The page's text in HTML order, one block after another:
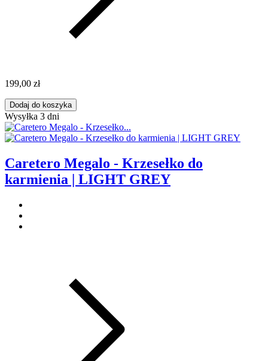
199,00 zł
Dodaj do koszyka
Wysyłka 3 dni
Caretero Megalo - Krzesełko do
karmienia | LIGHT GREY